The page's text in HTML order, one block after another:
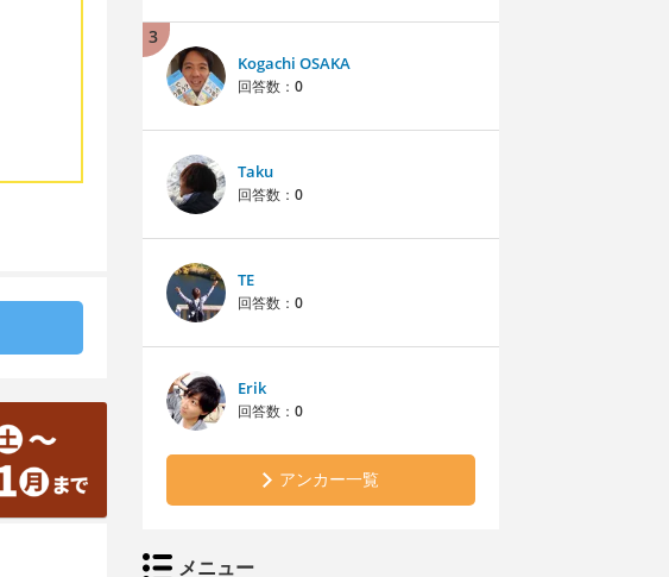
3
Kogachi OSAKA
回答数： 0
Taku
回答数： 0
TE
回答数： 0
Erik
回答数： 0
アンカー一覧
メニュー